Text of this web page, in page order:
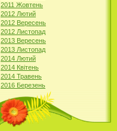
2011 Жовтень
2012 Лютий
2012 Вересень
2012 Листопад
2013 Вересень
2013 Листопад
2014 Лютий
2014 Квітень
2014 Травень
2016 Березень